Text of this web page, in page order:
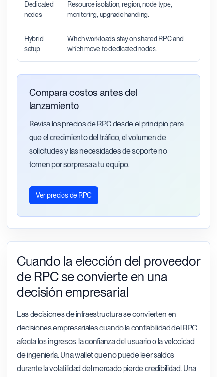
Dedicated
nodes
Resource isolation, region, node type,
monitoring, upgrade handling.
Hybrid
setup
Which workloads stay on shared RPC and
which move to dedicated nodes.
Compara costos antes del
lanzamiento
Revisa los precios de RPC desde el principio para
que el crecimiento del tráfico, el volumen de
solicitudes y las necesidades de soporte no
tomen por sorpresa a tu equipo.
Ver precios de RPC
Cuando la elección del proveedor
de RPC se convierte en una
decisión empresarial
Las decisiones de infraestructura se convierten en
decisiones empresariales cuando la confiabilidad del RPC
afecta los ingresos, la confianza del usuario o la velocidad
de ingeniería. Una wallet que no puede leer saldos
durante la volatilidad del mercado pierde credibilidad. Una